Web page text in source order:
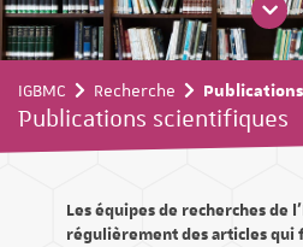
IGBMC Recherche
Publications scientifiques
Les équipes de recherches de
régulièrement des articles qui